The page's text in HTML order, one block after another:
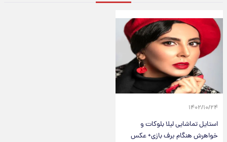
۱۴۰۲/۱۰/۲۴
استایل تماشایی لیلا بلوکات و
خواهرش هنگام برف بازی+ عکس